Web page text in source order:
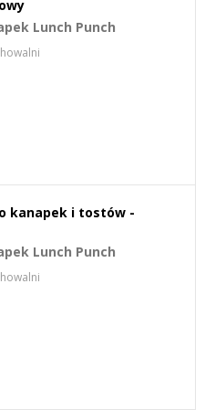
Lunch Punch
kanapek i tostów -
Lunch Punch